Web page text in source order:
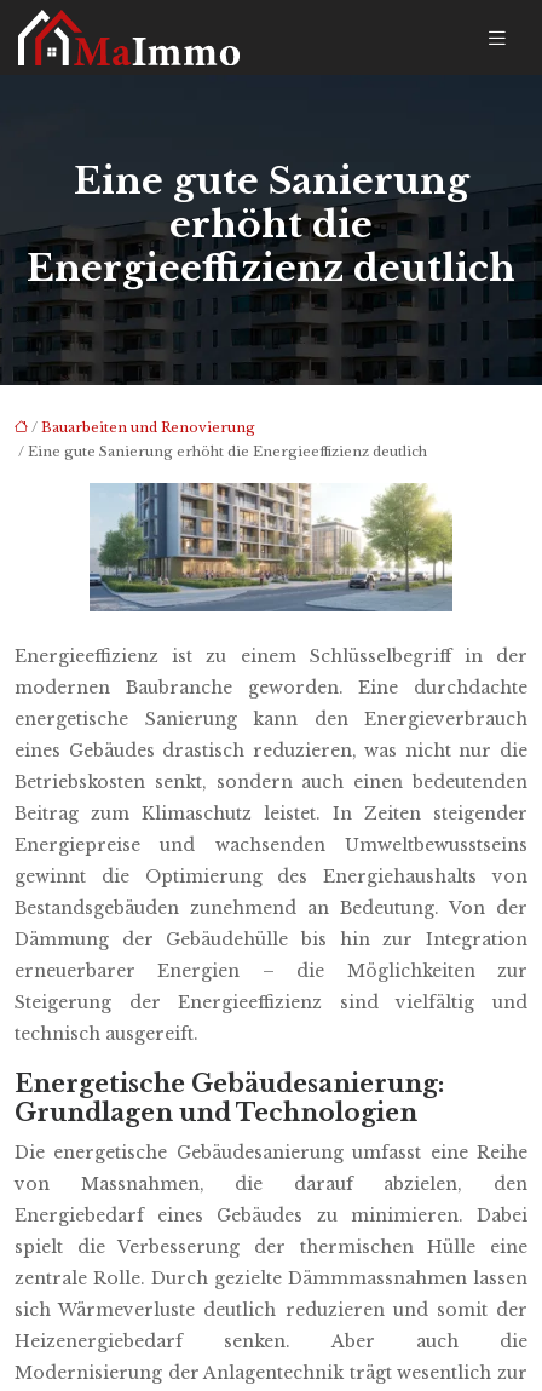
Eine gute Sanierung
erhöht die
Energieeffizienz deutlich
/ Bauarbeiten und Renovierung
/ Eine gute Sanierung erhöht die Energieeffizienz deutlich
Energieeffizienz ist zu einem Schlüsselbegriff in der
modernen Baubranche geworden. Eine durchdachte
energetische Sanierung kann den Energieverbrauch
eines Gebäudes drastisch reduzieren, was nicht nur die
Betriebskosten senkt, sondern auch einen bedeutenden
Beitrag zum Klimaschutz leistet. In Zeiten steigender
Energiepreise und wachsenden Umweltbewusstseins
gewinnt die Optimierung des Energiehaushalts von
Bestandsgebäuden zunehmend an Bedeutung. Von der
Dämmung der Gebäudehülle bis hin zur Integration
erneuerbarer Energien – die Möglichkeiten zur
Steigerung der Energieeffizienz sind vielfältig und
technisch ausgereift.
Energetische Gebäudesanierung:
Grundlagen und Technologien
Die energetische Gebäudesanierung umfasst eine Reihe
von Massnahmen, die darauf abzielen, den
Energiebedarf eines Gebäudes zu minimieren. Dabei
spielt die Verbesserung der thermischen Hülle eine
zentrale Rolle. Durch gezielte Dämmmassnahmen lassen
sich Wärmeverluste deutlich reduzieren und somit der
Heizenergiebedarf senken. Aber auch die
Modernisierung der Anlagentechnik trägt wesentlich zur